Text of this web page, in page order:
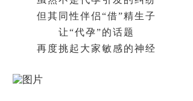
但其同性伴侣“借”精生子
让“代孕”的话题
再度挑起大家敏感的神经